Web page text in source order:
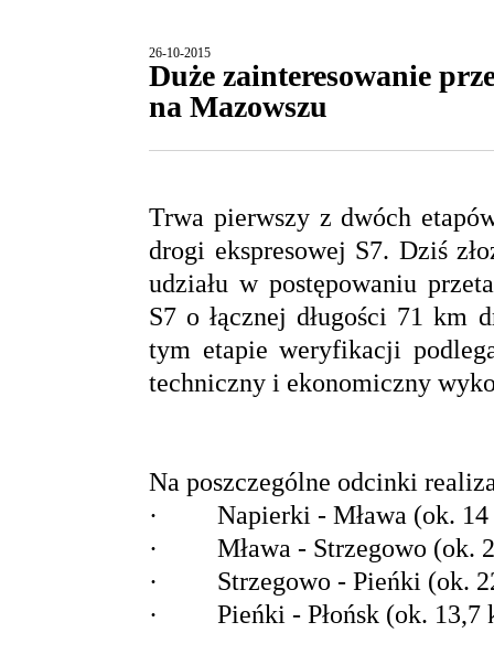
26-10-2015
Duże zainteresowanie
na Mazowszu
Trwa pierwszy z dwóch
drogi ekspresowej S7. Dziś
udziału w postępowaniu
S7 o łącznej długości 71 km
tym etapie weryfikacji
techniczny i ekonomiczny
Na poszczególne odcinki
· Napierki - Mława (ok.
· Mława - Strzegowo (ok.
· Strzegowo - Pieńki (ok.
· Pieńki - Płońsk (ok. 13,7